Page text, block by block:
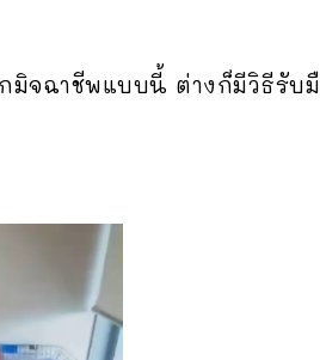
จฉาชีพแบบนี้ ต่างก็มีวิธีรับ